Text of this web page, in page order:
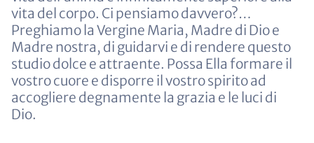
vita del corpo. Ci pensiamo davvero?…
Preghiamo la Vergine Maria, Madre di Dio e
Madre nostra, di guidarvi e di rendere questo
studio dolce e attraente. Possa Ella formare il
vostro cuore e disporre il vostro spirito ad
accogliere degnamente la grazia e le luci di
Dio.